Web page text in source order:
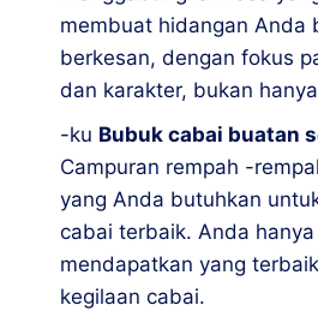
membuat hidangan Anda
berkesan, dengan fokus
dan karakter, bukan
-ku Bubuk cabai buatan
Campuran rempah -
yang Anda butuhkan
cabai terbaik. Anda hanya
mendapatkan yang
kegilaan cabai.